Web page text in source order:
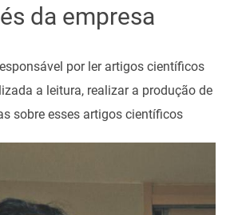
da empresa
por ler artigos científicos
a leitura, realizar a produção de
sobre esses artigos científicos